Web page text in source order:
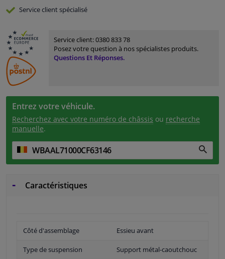
Serviceclient spécialisé
Service client:0380 833 78
Posez votre question à nos spécialistes produits.
Questions Et Réponses.
Entrez votre véhicule.
Recherchez avec votre numéro de châssis ou recherche
manuelle.
Caractéristiques
Côté d'assemblage Essieu avant
Type de suspension Support métal-caoutchouc